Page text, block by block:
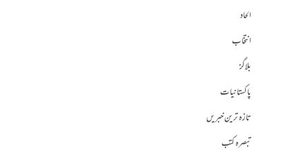
الحاد
انتخاب
بلاگز
پاکستانیات
تازہ ترین خبریں
تبصرہ کتب